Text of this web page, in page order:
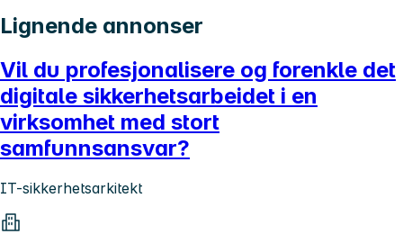
Lignende annonser
Vil du profesjonalisere og forenkle det
digitale sikkerhetsarbeidet i en
virksomhet med stort
samfunnsansvar?
IT-sikkerhetsarkitekt